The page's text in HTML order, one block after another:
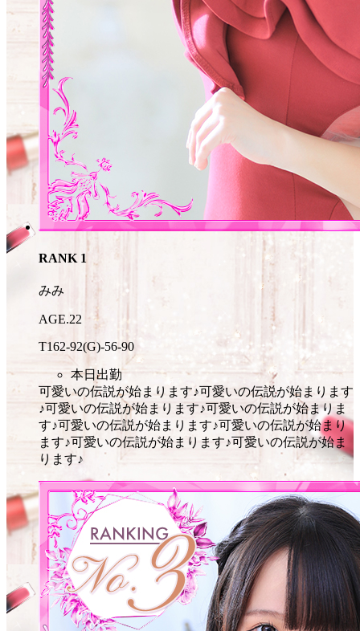
RANK 1
みみ
AGE.22
T162-92(G)-56-90
本日出勤
可愛いの伝説が始まります♪可愛いの伝説が始まります
♪可愛いの伝説が始まります♪可愛いの伝説が始まりま
す♪可愛いの伝説が始まります♪可愛いの伝説が始まり
ます♪可愛いの伝説が始まります♪可愛いの伝説が始ま
ります♪